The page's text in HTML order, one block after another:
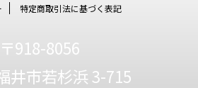
特定商取引法に基づく表記
〒918-8056
井市若杉浜 3-715